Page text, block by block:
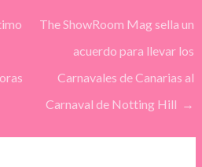
The ShowRoom Mag sella un
acuerdo para llevar los
Carnavales de Canarias al
Carnaval de Notting Hill →